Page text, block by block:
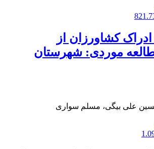
کشاورزان از
موردی: شهرستان
علی بیگی، مسلم سواری